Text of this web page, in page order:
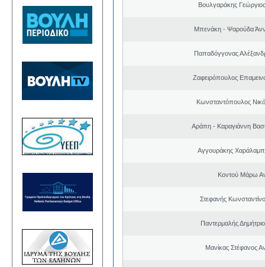
Βουλγαράκης
Μπενάκη - Ψαρούδα
Παπαδόγγονας
Ζαφειρόπουλος
Κωνσταντόπουλος
Αράπη - Καραγιάννη
Αγγουράκης
Κοντού Μάρω
Στεφανής
Παντερμαλής
Μανίκας Στέφανος